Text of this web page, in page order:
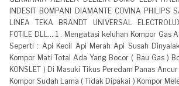
INDESIT BOMPANI DIAMANTE COVINA PHILIPS
LINEA TEKA BRANDT UNIVERSAL
FOTILE DLL... 1 . Mengatasi keluhan Kompor Gas
Seperti : Api Kecil Api Merah Api Susah
Kompor Mati Total Ada Yang Bocor ( Bau Gas )
KONSLET ) Di Masuki Tikus Peredam Panas
Kompor Sudah Lama ( Tidak Dipakai ) Kompor